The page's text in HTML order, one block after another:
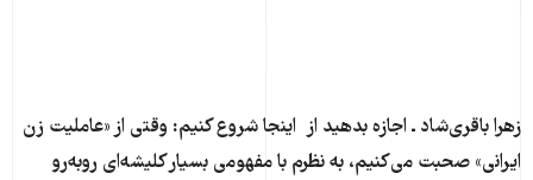
زهرا باقری‌شاد ـ اجازه بدهید از اینجا شروع کنیم: وقتی از «عاملیت زن
ایرانی» صحبت می‌کنیم، به نظرم با مفهومی بسیار کلیشه‌ای روبه‌رو